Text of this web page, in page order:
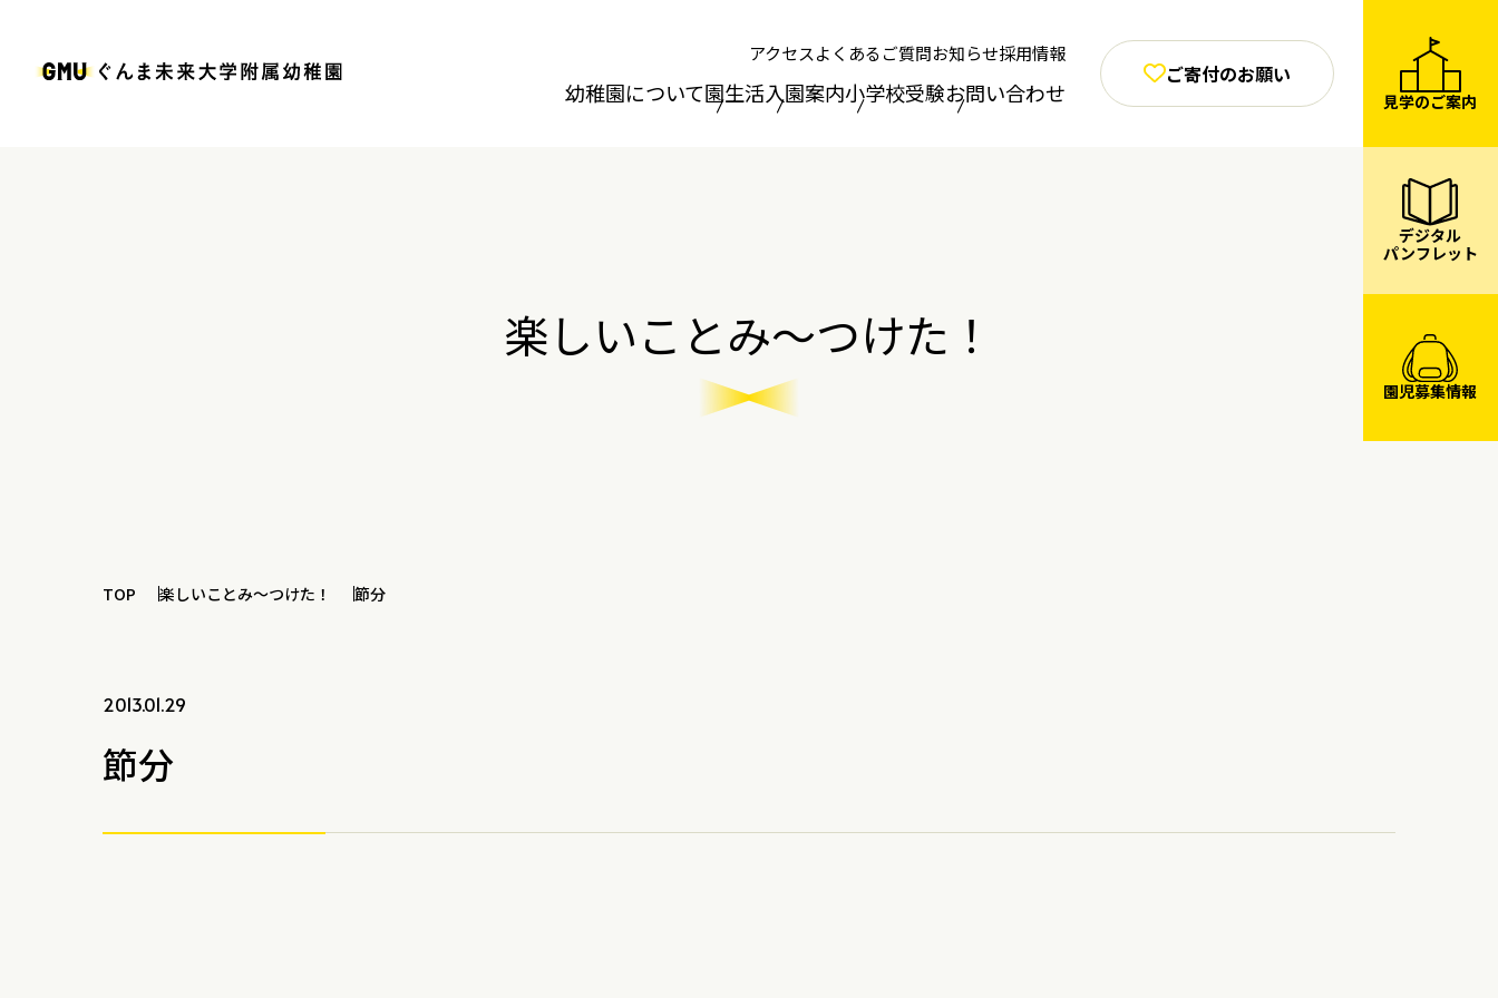
アクセスよくあるご質問お知らせ採用情報
幼稚園について園生活入園案内小学校受験お問い合わせ
ご寄付のお願い
見学のご案内
デジタル
パンフレット
園児募集情報
楽しいことみ～つけた！
TOP 楽しいことみ～つけた！ 節分
2013.01.29
節分